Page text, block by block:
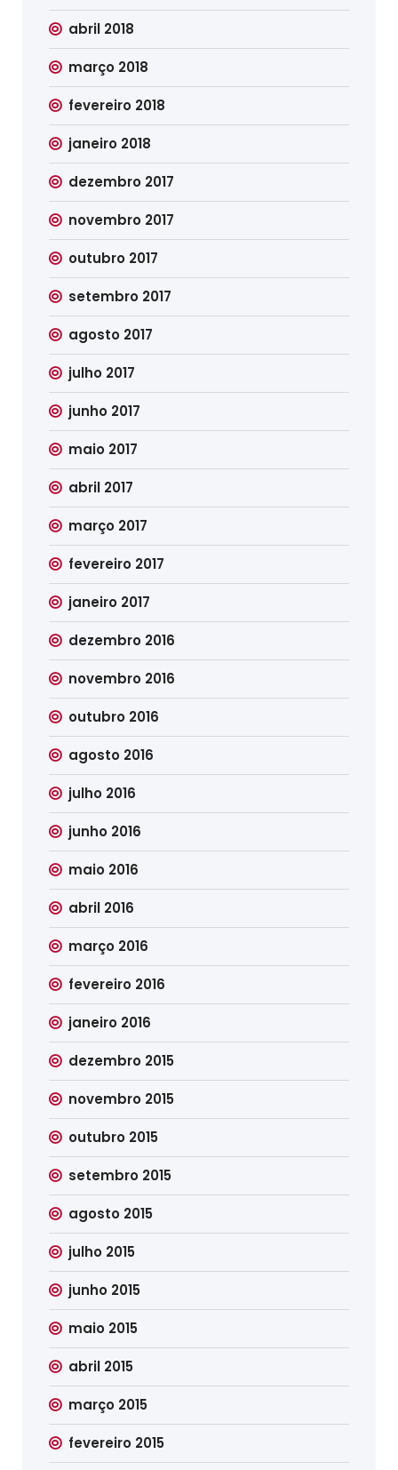
abril 2018
março 2018
fevereiro 2018
janeiro 2018
dezembro 2017
novembro 2017
outubro 2017
setembro 2017
agosto 2017
julho 2017
junho 2017
maio 2017
abril 2017
março 2017
fevereiro 2017
janeiro 2017
dezembro 2016
novembro 2016
outubro 2016
agosto 2016
julho 2016
junho 2016
maio 2016
abril 2016
março 2016
fevereiro 2016
janeiro 2016
dezembro 2015
novembro 2015
outubro 2015
setembro 2015
agosto 2015
julho 2015
junho 2015
maio 2015
abril 2015
março 2015
fevereiro 2015